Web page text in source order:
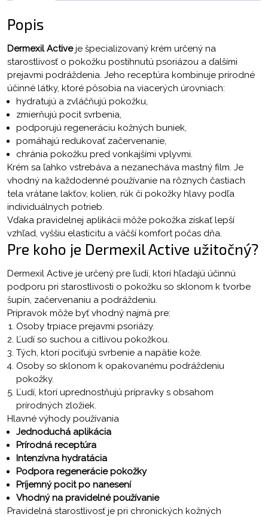
Popis
Dermexil Activeje špecializovaný krém určený na
starostlivosť o pokožku postihnutú psoriázou a ďalšími
prejavmi podráždenia. Jeho receptúra kombinuje prírodné
účinné látky, ktoré pôsobia na viacerých úrovniach:
hydratujú a zvláčňujú pokožku,
zmierňujú pocit svrbenia,
podporujú regeneráciu kožných buniek,
pomáhajú redukovať začervenanie,
chránia pokožku pred vonkajšími vplyvmi.
Krém sa ľahko vstrebáva a nezanecháva mastný film. Je
vhodný na každodenné používanie na rôznych častiach
tela vrátane lakťov, kolien, rúk či pokožky hlavy podľa
individuálnych potrieb.
Vďaka pravidelnej aplikácii môže pokožka získať lepší
vzhľad, vyššiu elasticitu a väčší komfort počas dňa.
Pre koho je Dermexil Active užitočný?
Dermexil Active je určený pre ľudí, ktorí hľadajú účinnú
podporu pri starostlivosti o pokožku so sklonom k tvorbe
šupín, začervenaniu a podráždeniu.
Prípravok môže byť vhodný najmä pre:
Osoby trpiace prejavmi psoriázy.
Ľudí so suchou a citlivou pokožkou.
Tých, ktorí pociťujú svrbenie a napätie kože.
Osoby so sklonom k opakovanému podráždeniu
pokožky.
Ľudí, ktorí uprednostňujú prípravky s obsahom
prírodných zložiek.
Hlavné výhody používania
Jednoduchá aplikácia
Prírodná receptúra
Intenzívna hydratácia
Podpora regenerácie pokožky
Príjemný pocit po nanesení
Vhodný na pravidelné používanie
Pravidelná starostlivosť je pri chronických kožných